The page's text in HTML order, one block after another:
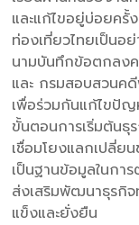
และแก้ไขอยู่บ่อยค
ท่องเที่ยวไทยเป็น
นามบันทึกข้อตกลง
และ กรมสอบสวนค
เพื่อร่วมกันแก้ไขปั
ขั้นตอนการเริ่มต้นธุ
เชื่อมโยงแลกเปลี่ย
เป็นฐานข้อมูลในก
ส่งเสริมพัฒนาธุรกิจ
แข็งและยั่งยืน